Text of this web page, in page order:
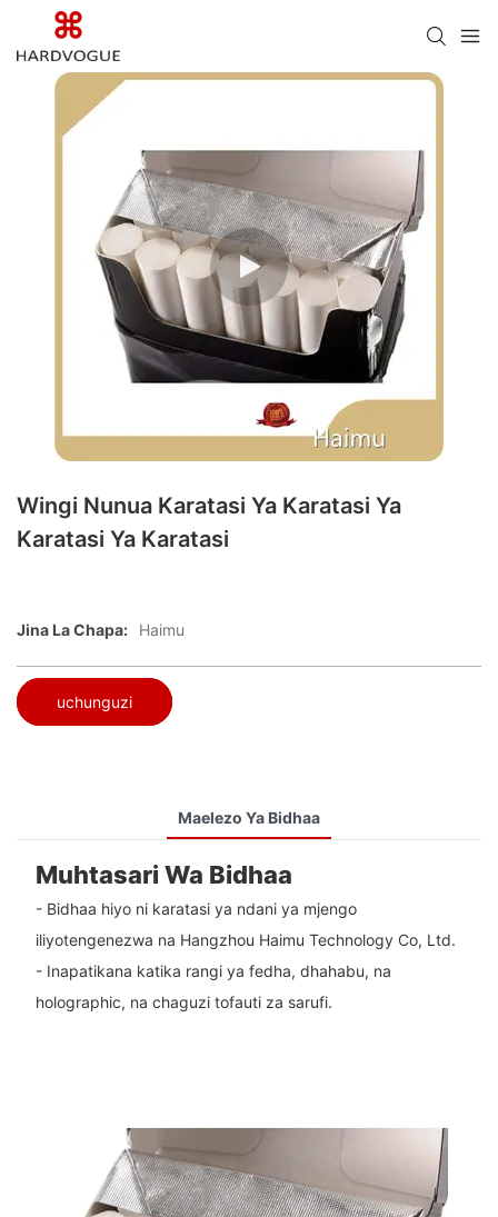
Wingi Nunua Karatasi Ya Karatasi Ya
Karatasi Ya Karatasi
Jina La Chapa: Haimu
uchunguzi
Maelezo Ya Bidhaa
Muhtasari Wa Bidhaa
- Bidhaa hiyo ni karatasi ya ndani ya mjengo
iliyotengenezwa na Hangzhou Haimu Technology Co, Ltd.
- Inapatikana katika rangi ya fedha, dhahabu, na
holographic, na chaguzi tofauti za sarufi.